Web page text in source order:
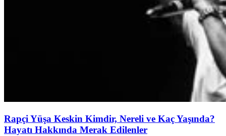
Rapçi Yüşa Keskin Kimdir, Nereli ve Kaç Yaşında?
Hayatı Hakkında Merak Edilenler